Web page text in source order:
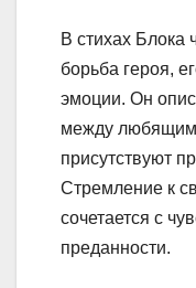
В стихах Блока
борьба героя,
эмоции. Он
между
присутствуют
Стремление к
сочетается с
преданности.